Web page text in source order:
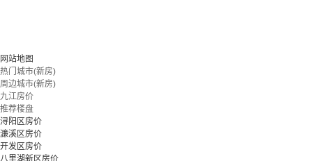
网站地图
热门城市(新房)
周边城市(新房)
九江房价
推荐楼盘
浔阳区房价
濂溪区房价
开发区房价
八里湖新区房价